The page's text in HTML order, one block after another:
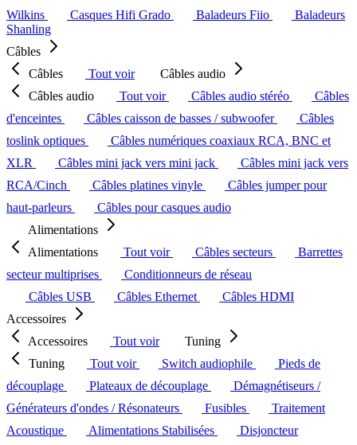
Wilkins
Casques Hifi Grado Baladeurs Fiio
Baladeurs
Shanling
Câbles
Câbles
Tout voir
Câbles audio
Câbles audio
Tout voir Câbles audio stéréo
Câbles
d'enceintes
Câbles caisson de basses / subwoofer
Câbles
toslink optiques
Câbles numériques coaxiaux RCA, BNC et
XLR
Câbles mini jack vers mini jack
Câbles mini jack vers
RCA/Cinch
Câbles platines vinyle
Câbles jumper pour
haut-parleurs
Câbles pour casques audio
Alimentations
Alimentations
Tout voir Câbles secteurs
Barrettes
secteur multiprises
Conditionneurs de réseau
Câbles USB
Câbles Ethernet
Câbles HDMI
Accessoires
Accessoires
Tout voir
Tuning
Tuning
Tout voir Switch audiophile
Pieds de
découplage
Plateaux de découplage
Démagnétiseurs /
Générateurs d'ondes / Résonateurs
Fusibles
Traitement
Acoustique
Alimentations Stabilisées
Disjoncteur